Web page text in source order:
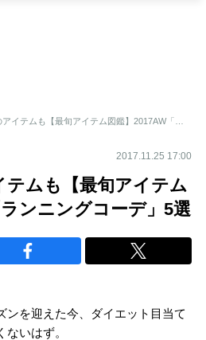
2017.11.25 17:00
ムも【最旬アイテム
ンニングコーデ」5選
ンを迎えた今、ダイエット目当て
いはず。